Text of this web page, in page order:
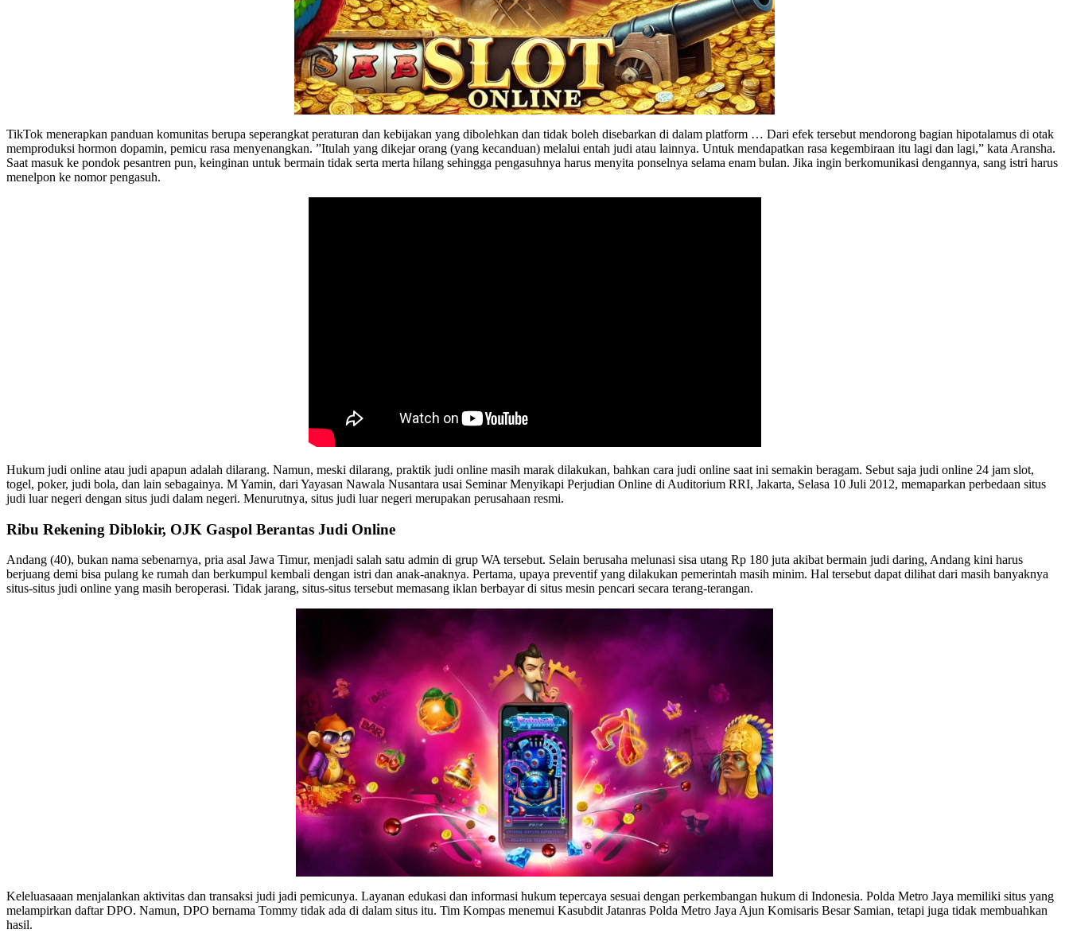
TikTok menerapkan panduan komunitas berupa seperangkat peraturan dan kebijakan yang dibolehkan dan tidak boleh disebarkan di dalam platform … Dari efek tersebut mendorong bagian hipotalamus di otak
memproduksi hormon dopamin, pemicu rasa menyenangkan. ”Itulah yang dikejar orang (yang kecanduan) melalui entah judi atau lainnya. Untuk mendapatkan rasa kegembiraan itu lagi dan lagi,” kata Aransha.
Saat masuk ke pondok pesantren pun, keinginan untuk bermain tidak serta merta hilang sehingga pengasuhnya harus menyita ponselnya selama enam bulan. Jika ingin berkomunikasi dengannya, sang istri harus
menelpon ke nomor pengasuh.
Hukum judi online atau judi apapun adalah dilarang. Namun, meski dilarang, praktik judi online masih marak dilakukan, bahkan cara judi online saat ini semakin beragam. Sebut saja judi online 24 jam slot,
togel, poker, judi bola, dan lain sebagainya. M Yamin, dari Yayasan Nawala Nusantara usai Seminar Menyikapi Perjudian Online di Auditorium RRI, Jakarta, Selasa 10 Juli 2012, memaparkan perbedaan situs
judi luar negeri dengan situs judi dalam negeri. Menurutnya, situs judi luar negeri merupakan perusahaan resmi.
Ribu Rekening Diblokir, OJK Gaspol Berantas Judi Online
Andang (40), bukan nama sebenarnya, pria asal Jawa Timur, menjadi salah satu admin di grup WA tersebut. Selain berusaha melunasi sisa utang Rp 180 juta akibat bermain judi daring, Andang kini harus
berjuang demi bisa pulang ke rumah dan berkumpul kembali dengan istri dan anak-anaknya. Pertama, upaya preventif yang dilakukan pemerintah masih minim. Hal tersebut dapat dilihat dari masih banyaknya
situs-situs judi online yang masih beroperasi. Tidak jarang, situs-situs tersebut memasang iklan berbayar di situs mesin pencari secara terang-terangan.
Keleluasaaan menjalankan aktivitas dan transaksi judi jadi pemicunya. Layanan edukasi dan informasi hukum tepercaya sesuai dengan perkembangan hukum di Indonesia. Polda Metro Jaya memiliki situs yang
melampirkan daftar DPO. Namun, DPO bernama Tommy tidak ada di dalam situs itu. Tim Kompas menemui Kasubdit Jatanras Polda Metro Jaya Ajun Komisaris Besar Samian, tetapi juga tidak membuahkan
hasil.